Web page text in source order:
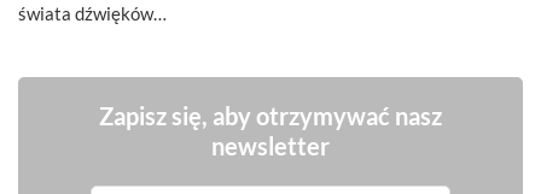
świata dźwięków…
Zapisz się, aby otrzymywać nasz
newsletter